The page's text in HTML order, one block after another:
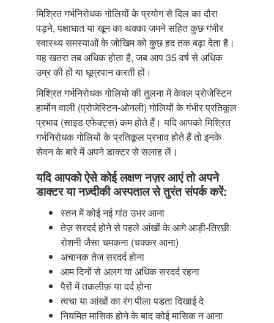
मिश्रित गर्भनिरोधक गोलियों के प्रयोग से दिल का दौरा
पड़ने, पक्षाघात या खून का थक्का जमने सहित कुछ गंभीर
स्वास्थ्य समस्याओं के जोखिम को कुछ हद तक बढ़ा देता है।
यह खतरा तब अधिक होता है, जब आप 35 वर्ष से अधिक
उम्र की हों या धूम्रपान करती हों।
मिश्रित गर्भनिरोधक गोलियो की तुलना में केवल प्रोजेस्टिन
हार्मोन वाली (प्रोजेस्टिन-ओनली) गोलियों के गंभीर प्रतिकूल
प्रभाव (साइड एफेक्ट्स) कम होते हैं। यदि आपको मिश्रित
गर्भनिरोधक गोलियों के प्रतिकूल प्रभाव होते हैं तो इनके
सेवन के बारे में अपने डाक्टर से सलाह लें।
यदि आपको ऐसे कोई लक्षण नज़र आएं तो अपने
डाक्टर या नज़्दीकी अस्पताल से तुरंत संपर्क करें:
स्तन में कोई नई गांठ उभर आना
तेज़ सरदर्द होने से पहले आंखों के आगे आड़ी-तिरछी
रोशनी जैसा चमकना (चक्कर आना)
अचानक तेज सरदर्द होना
आम दिनों से अलग या अधिक सरदर्द रहना
पैरों में तकलीफ़ या दर्द होना
त्वचा या आंखों का रंग पीला पडता दिखाई दे
नियमित मासिक होने के बाद कोई मासिक न आना